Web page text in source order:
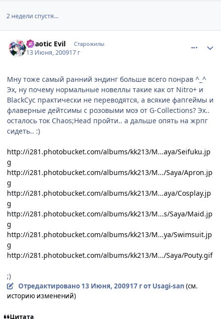
2 недели спустя...
Chaotic Evil Старожилы
13 Июня, 200917 г
Мну тоже самый ранний эндинг больше всего понрав ^_^
Эх, ну почему нормальные новеллы такие как от Nitro+ и
BlackCyc практически не переводятся, а всякие фапгеймы и
флаверные дейтсимы с розовыми моэ от G-Collections? Эх..
осталось ток Chaos;Head пройти.. а дальше опять на жрпг
сидеть.. :)
http://i281.photobucket.com/albums/kk213/M...aya/Seifuku.jp
g
http://i281.photobucket.com/albums/kk213/M.../Saya/Apron.jp
g
http://i281.photobucket.com/albums/kk213/M...aya/Cosplay.jp
g
http://i281.photobucket.com/albums/kk213/M...s/Saya/Maid.jp
g
http://i281.photobucket.com/albums/kk213/M...ya/Swimsuit.jp
g
http://i281.photobucket.com/albums/kk213/M.../Saya/Pouty.gif
;)
Отредактировано 13 Июня, 200917 гот Usagi-san (см.
историю изменений)
Цитата